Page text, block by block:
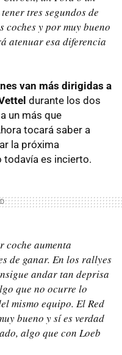
tres segundos de
y por muy bueno
atenuar esa diferencia
van más dirigidas a
durante los dos
un más que
tocará saber a
la próxima
todavía es incierto.
coche aumenta
de ganar. En los rallyes
andar tan deprisa
que no ocurre lo
mismo equipo. El Red
bueno y sí es verdad
algo que con Loeb